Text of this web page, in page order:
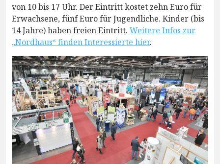
von 10 bis 17 Uhr. Der Eintritt kostet zehn Euro für
Erwachsene, fünf Euro für Jugendliche. Kinder (bis
14 Jahre) haben freien Eintritt. Weitere Infos zur
„Nordhaus“ finden Interessierte hier.